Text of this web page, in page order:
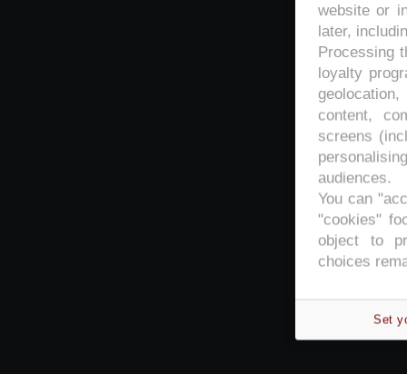
website or
later,
Processing
loyalty
content,
screens
audiences.
You can
"cookies"
object to
choices
Set